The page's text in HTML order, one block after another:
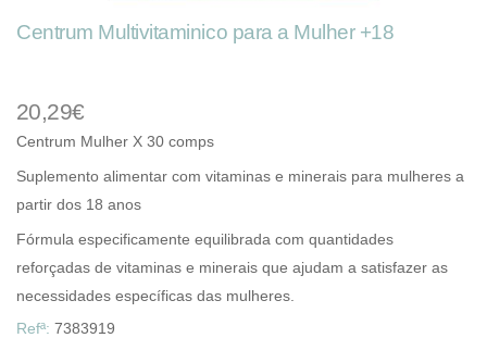
Centrum Multivitaminico para a Mulher +18
20,29€
Centrum Mulher X 30 comps
Suplemento alimentar com vitaminas e minerais para mulheres a
partir dos 18 anos
Fórmula especificamente equilibrada com quantidades
reforçadas de vitaminas e minerais que ajudam a satisfazer as
necessidades específicas das mulheres.
Refª: 7383919